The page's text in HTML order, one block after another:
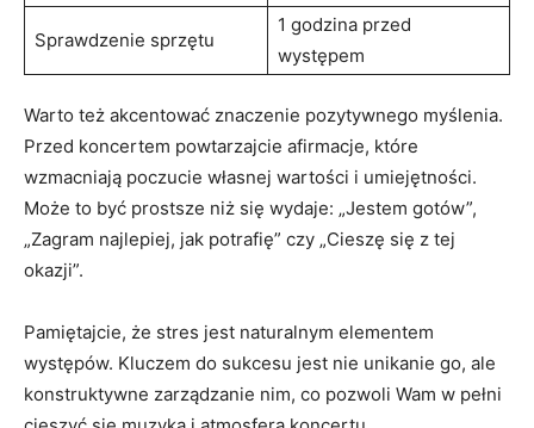
Sprawdzenie sprzętu
1 godzina przed
występem
Warto też akcentować znaczenie pozytywnego myślenia.
Przed koncertem powtarzajcie afirmacje, które
wzmacniają poczucie własnej wartości i umiejętności.
Może to być prostsze niż się wydaje: „Jestem gotów”,
„Zagram najlepiej, jak potrafię” czy „Cieszę się z tej
okazji”.
Pamiętajcie, że stres jest naturalnym elementem
występów. Kluczem do sukcesu jest nie unikanie go, ale
konstruktywne zarządzanie nim, co pozwoli Wam w pełni